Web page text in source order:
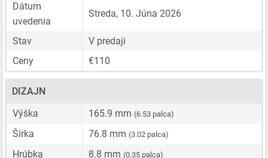
Dátum
uvedenia
Streda, 10. Júna 2026
Stav
V predaji
Ceny
€110
DIZAJN
Výška
165.9 mm (6.53 palca)
Šírka 76.8 mm (3.02 palca)
Hrúbka 8.8 mm (0.35 palca)